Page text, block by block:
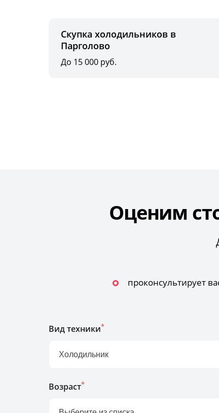
Скупка холодильников в
Парголово
До 15 000 руб.
Оценим
проконсультирует
Вид техники*
Возраст*